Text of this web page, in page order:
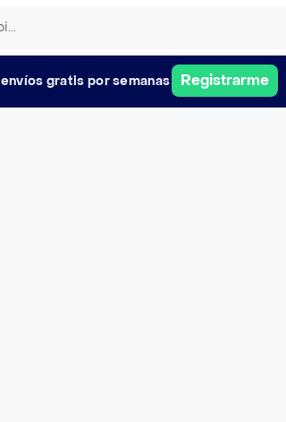
envíos gratis por semanas Registrarme